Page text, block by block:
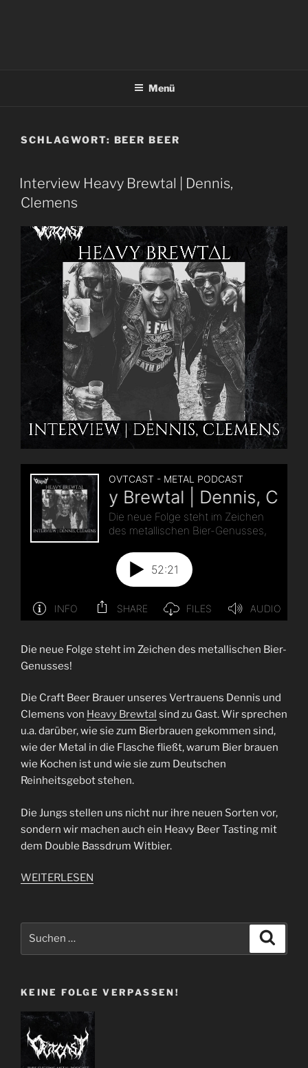
Menü
SCHLAGWORT: BEER BEER
Interview Heavy Brewtal | Dennis,
Clemens
Die neue Folge steht im Zeichen des metallischen Bier-
Genusses!
Die Craft Beer Brauer unseres Vertrauens Dennis und
Clemens von Heavy Brewtal sind zu Gast. Wir sprechen
u.a. darüber, wie sie zum Bierbrauen gekommen sind,
wie der Metal in die Flasche fließt, warum Bier brauen
wie Kochen ist und wie sie zum Deutschen
Reinheitsgebot stehen.
Die Jungs stellen uns nicht nur ihre neuen Sorten vor,
sondern wir machen auch ein Heavy Beer Tasting mit
dem Double Bassdrum Witbier.
WEITERLESEN
KEINE FOLGE VERPASSEN!